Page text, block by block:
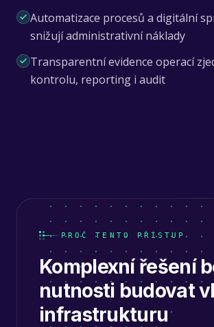
Automatizace procesů a digitální
snižují administrativní náklady
Transparentní evidence operací
kontrolu, reporting i audit
PROČ TENTO PŘÍSTUP
Komplexní řešení
nutnosti budovat
infrastrukturu